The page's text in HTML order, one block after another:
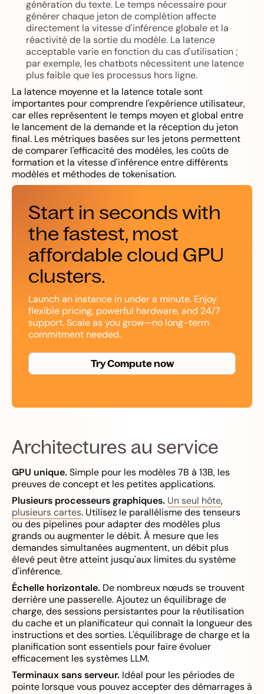
génération du texte. Le temps nécessaire pour
générer chaque jeton de complétion affecte
directement la vitesse d'inférence globale et la
réactivité de la sortie du modèle. La latence
acceptable varie en fonction du cas d'utilisation ;
par exemple, les chatbots nécessitent une latence
plus faible que les processus hors ligne.
La latence moyenne et la latence totale sont
importantes pour comprendre l'expérience utilisateur,
car elles représentent le temps moyen et global entre
le lancement de la demande et la réception du jeton
final. Les métriques basées sur les jetons permettent
de comparer l'efficacité des modèles, les coûts de
formation et la vitesse d'inférence entre différents
modèles et méthodes de tokenisation.
Start in seconds with
the fastest, most
affordable cloud GPU
clusters.
Launch an instance in under a minute. Enjoy
flexible pricing, powerful hardware, and 24/7
support. Scale as you grow—no long-term
commitment needed.
Try Compute now
Architectures au service
GPU unique. Simple pour les modèles 7B à 13B, les
preuves de concept et les petites applications.
Plusieurs processeurs graphiques. Un seul hôte,
plusieurs cartes. Utilisez le parallélisme des tenseurs
ou des pipelines pour adapter des modèles plus
grands ou augmenter le débit. À mesure que les
demandes simultanées augmentent, un débit plus
élevé peut être atteint jusqu'aux limites du système
d'inférence.
Échelle horizontale. De nombreux nœuds se trouvent
derrière une passerelle. Ajoutez un équilibrage de
charge, des sessions persistantes pour la réutilisation
du cache et un planificateur qui connaît la longueur des
instructions et des sorties. L'équilibrage de charge et la
planification sont essentiels pour faire évoluer
efficacement les systèmes LLM.
Terminaux sans serveur. Idéal pour les périodes de
pointe lorsque vous pouvez accepter des démarrages à